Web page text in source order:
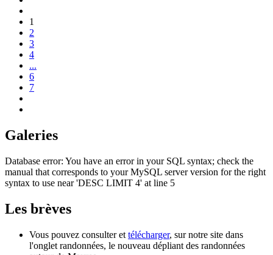
1
2
3
4
...
6
7
Galeries
Database error: You have an error in your SQL syntax; check the
manual that corresponds to your MySQL server version for the right
syntax to use near 'DESC LIMIT 4' at line 5
Les brèves
Vous pouvez consulter et télécharger, sur notre site dans
l'onglet randonnées, le nouveau dépliant des randonnées